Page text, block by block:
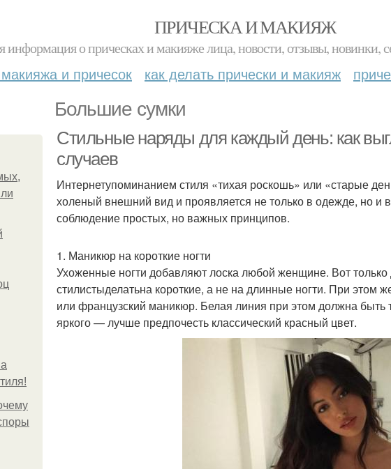
ПРИЧЕСКА И МАКИЯЖ
информация о прическах и макияже лица, новости, отзывы, новинки,
и причесок как делать прически и макияж
Большие сумки
Стильные наряды для каждый день: как
случаев
Интернетупоминанием стиля «тихая роскошь» или «старые
холеный внешний вид и проявляется не только в одежде, но и
соблюдение простых, но важных принципов.
1. Маникюр на короткие ногти
Ухоженные ногти добавляют лоска любой женщине. Вот только
стилистыделатьна короткие, а не на длинные ногти. При этом
или французский маникюр. Белая линия при этом должна быть
яркого — лучше предпочесть классический красный цвет.